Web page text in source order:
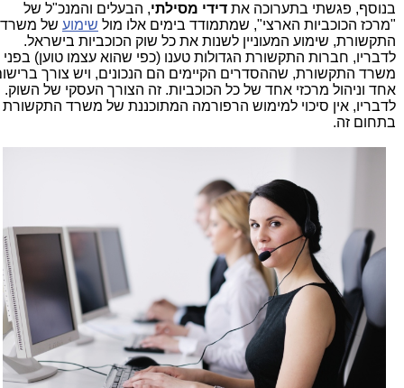
בנוסף, פגשתי בתערוכה את דידי מסילתי, הבעלים והמנכ"ל של
"מרכז הכוכביות הארצי", שמתמודד בימים אלו מול שימוע של משרד
התקשורת, שימוע המעוניין לשנות את כל שוק הכוכביות בישראל.
לדבריו, חברות התקשורת הגדולות טענו (כפי שהוא עצמו טוען) בפני
משרד התקשורת, שההסדרים הקיימים הם הנכונים, ויש צורך
אחד וניהול מרכזי אחד של כל הכוכביות. זה הצורך העסקי של השוק.
לדבריו, אין סיכוי למימוש הרפורמה המתוכננת של משרד התקשורת
בתחום זה.